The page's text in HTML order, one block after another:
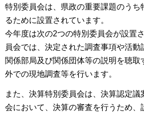
特別委員会は、県政の重要課題のうち
るために設置されています。
今年度は次の2つの特別委員会が設置
員会では、決定された調査事項や活
関係部局及び関係団体等の説明を聴取
外での現地調査等を行います。
また、決算特別委員会は、決算認定議
会において、決算の審査を行うため、